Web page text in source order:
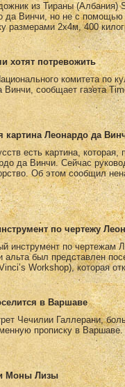
из Тираны (Албания)
да Винчи, но не с помощью
размерами 2x4м, 400
хотят потревожить
комитета по
Винчи, сообщает газета
картина Леонардо да
есть картина,
да Винчи. Сейчас
Об этом сообщил
по чертежу
инструмент по чертежам
альта был представлен
Workshop), которая
в Варшаве
Чечилии Галлерани,
прописку в Варшаве.
Моны Лизы